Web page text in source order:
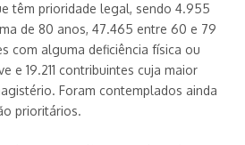
têm prioridade legal, sendo 4.955
de 80 anos, 47.465 entre 60 e 79
com alguma deficiência física ou
e 19.211 contribuintes cuja maior
Foram contemplados ainda
prioritários.